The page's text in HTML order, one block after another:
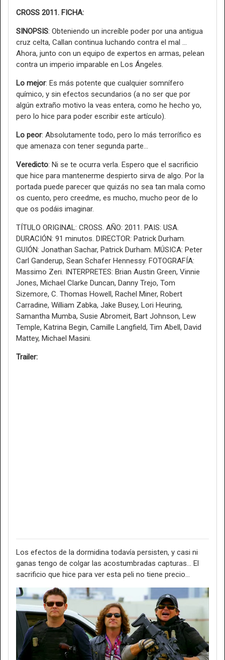
CROSS 2011. FICHA:
SINOPSIS: Obteniendo un increíble poder por una antigua
cruz celta, Callan continua luchando contra el mal ...
Ahora, junto con un equipo de expertos en armas, pelean
contra un imperio imparable en Los Ángeles.
Lo mejor: Es más potente que cualquier somnífero
químico, y sin efectos secundarios (a no ser que por
algún extraño motivo la veas entera, como he hecho yo,
pero lo hice para poder escribir este artículo).
Lo peor: Absolutamente todo, pero lo más terrorífico es
que amenaza con tener segunda parte…
Veredicto: Ni se te ocurra verla. Espero que el sacrificio
que hice para mantenerme despierto sirva de algo. Por la
portada puede parecer que quizás no sea tan mala como
os cuento, pero creedme, es mucho, mucho peor de lo
que os podáis imaginar.
TÍTULO ORIGINAL: CROSS. AÑO: 2011. PAIS: USA.
DURACIÓN: 91 minutos. DIRECTOR: Patrick Durham.
GUIÓN: Jonathan Sachar, Patrick Durham. MÚSICA: Peter
Carl Ganderup, Sean Schafer Hennessy. FOTOGRAFÍA:
Massimo Zeri. INTERPRETES: Brian Austin Green, Vinnie
Jones, Michael Clarke Duncan, Danny Trejo, Tom
Sizemore, C. Thomas Howell, Rachel Miner, Robert
Carradine, William Zabka, Jake Busey, Lori Heuring,
Samantha Mumba, Susie Abromeit, Bart Johnson, Lew
Temple, Katrina Begin, Camille Langfield, Tim Abell, David
Mattey, Michael Masini.
Trailer:
Los efectos de la dormidina todavía persisten, y casi ni
ganas tengo de colgar las acostumbradas capturas... El
sacrificio que hice para ver esta peli no tiene precio...